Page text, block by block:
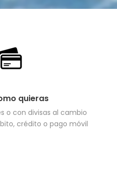
quieras
o con divisas al cambio
crédito o pago móvil